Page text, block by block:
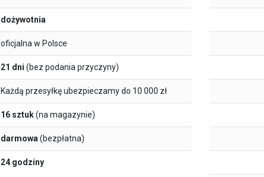
dożywotnia
oficjalna w Polsce
21 dni (bez podania przyczyny)
Każdą przesyłkę ubezpieczamy do 10 000 zł
16 sztuk(na magazynie)
darmowa(bezpłatna)
24 godziny